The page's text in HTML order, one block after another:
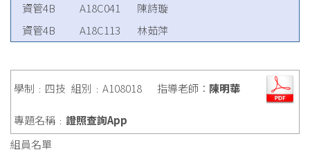
資管4B
A18C041
陳詩璇
資管4B
A18C113 林茹萍
學制﹕四技 組別﹕A108018 指導老師： 陳明華
專題名稱﹕ 證照查詢App
組員名單